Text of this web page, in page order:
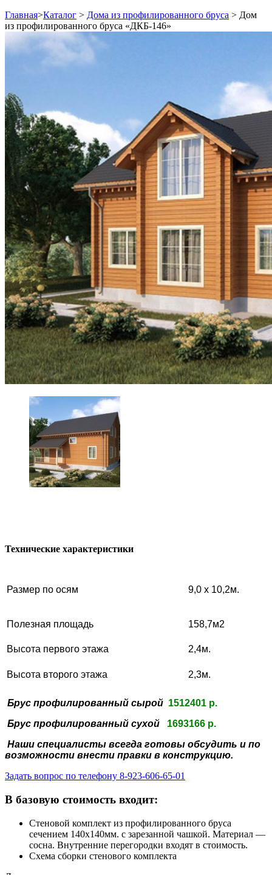
Главная>Каталог > Дома из профилированного бруса > Дом
из профилированного бруса «ДКБ-146»
Технические характеристики
Размер по осям 9,0 х 10,2м.
Полезная площадь 158,7м2
Высота первого этажа 2,4м.
Высота второго этажа 2,3м.
Брус профилированный сырой 1512401 р.
Брус профилированный сухой
1693166 р.
Наши специалисты всегда готовы обсудить и по
возможности внести правки в конструкцию.
Задать вопрос по телефону 8-923-606-65-01
В базовую стоимость входит:
Стеновой комплект из профилированного бруса
сечением 140х140мм. с зарезанной чашкой. Материал —
сосна. Внутренние перегородки входят в стоимость.
Схема сборки стенового комплекта